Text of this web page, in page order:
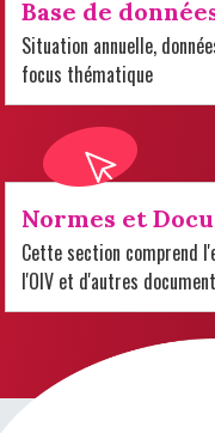
Base de
Situation annuelle,
focus thématique
Normes et
Cette section comprend
l'OIV et d'autres